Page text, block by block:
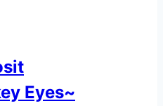
Eyes~